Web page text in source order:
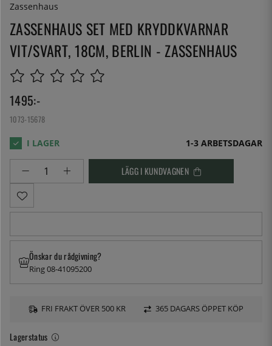
Zassenhaus
ZASSENHAUS SET MED KRYDDKVARNAR
VIT/SVART, 18CM, BERLIN - ZASSENHAUS
1495:-
1073-15678
1-3 ARBETSDAGAR
LÄGG I KUNDVAGNEN
Lagerstatus
Önskar du rådgivning?
Ring 08-41095200
FRI FRAKT ÖVER 500 KR 365 DAGARS ÖPPET KÖP